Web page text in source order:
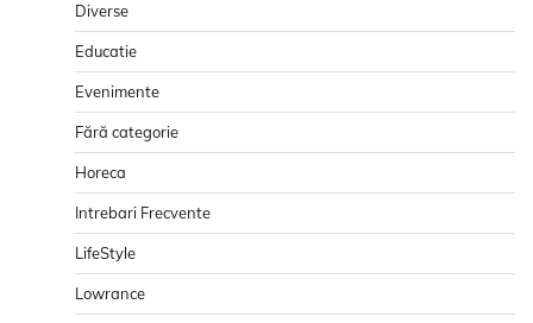
Diverse
Educatie
Evenimente
Fără categorie
Horeca
Intrebari Frecvente
LifeStyle
Lowrance